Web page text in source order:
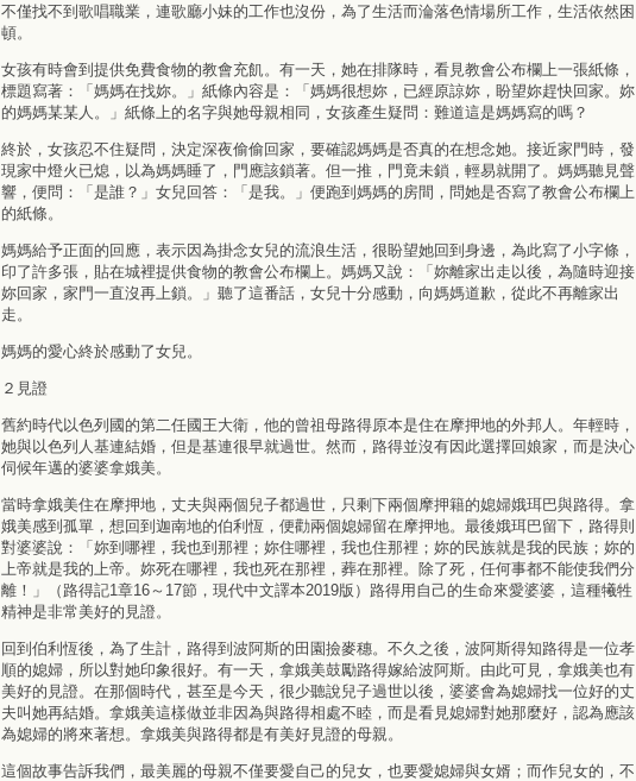
不僅找不到歌唱職業，連歌廳小妹的工作也沒份，為了生活而淪落色情場所工作，生活依然困
頓。
女孩有時會到提供免費食物的教會充飢。有一天，她在排隊時，看見教會公布欄上一張紙條，
標題寫著：「媽媽在找妳。」紙條內容是：「媽媽很想妳，已經原諒妳，盼望妳趕快回家。妳
的媽媽某某人。」紙條上的名字與她母親相同，女孩產生疑問：難道這是媽媽寫的嗎？
終於，女孩忍不住疑問，決定深夜偷偷回家，要確認媽媽是否真的在想念她。接近家門時，發
現家中燈火已熄，以為媽媽睡了，門應該鎖著。但一推，門竟未鎖，輕易就開了。媽媽聽見聲
響，便問：「是誰？」女兒回答：「是我。」便跑到媽媽的房間，問她是否寫了教會公布欄上
的紙條。
媽媽給予正面的回應，表示因為掛念女兒的流浪生活，很盼望她回到身邊，為此寫了小字條，
印了許多張，貼在城裡提供食物的教會公布欄上。媽媽又說：「妳離家出走以後，為隨時迎接
妳回家，家門一直沒再上鎖。」聽了這番話，女兒十分感動，向媽媽道歉，從此不再離家出
走。
媽媽的愛心終於感動了女兒。
２見證
舊約時代以色列國的第二任國王大衛，他的曾祖母路得原本是住在摩押地的外邦人。年輕時，
她與以色列人基連結婚，但是基連很早就過世。然而，路得並沒有因此選擇回娘家，而是決心
伺候年邁的婆婆拿娥美。
當時拿娥美住在摩押地，丈夫與兩個兒子都過世，只剩下兩個摩押籍的媳婦娥珥巴與路得。拿
娥美感到孤單，想回到迦南地的伯利恆，便勸兩個媳婦留在摩押地。最後娥珥巴留下，路得則
對婆婆說：「妳到哪裡，我也到那裡；妳住哪裡，我也住那裡；妳的民族就是我的民族；妳的
上帝就是我的上帝。妳死在哪裡，我也死在那裡，葬在那裡。除了死，任何事都不能使我們分
離！」（路得記1章16～17節，現代中文譯本2019版）路得用自己的生命來愛婆婆，這種犧牲
精神是非常美好的見證。
回到伯利恆後，為了生計，路得到波阿斯的田園撿麥穗。不久之後，波阿斯得知路得是一位孝
順的媳婦，所以對她印象很好。有一天，拿娥美鼓勵路得嫁給波阿斯。由此可見，拿娥美也有
美好的見證。在那個時代，甚至是今天，很少聽說兒子過世以後，婆婆會為媳婦找一位好的丈
夫叫她再結婚。拿娥美這樣做並非因為與路得相處不睦，而是看見媳婦對她那麼好，認為應該
為媳婦的將來著想。拿娥美與路得都是有美好見證的母親。
這個故事告訴我們，最美麗的母親不僅要愛自己的兒女，也要愛媳婦與女婿；而作兒女的，不